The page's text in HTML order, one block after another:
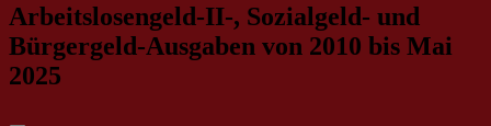
Arbeitslosengeld-II-, Sozialgeld- und
Bürgergeld-Ausgaben von 2010 bis Mai
2025